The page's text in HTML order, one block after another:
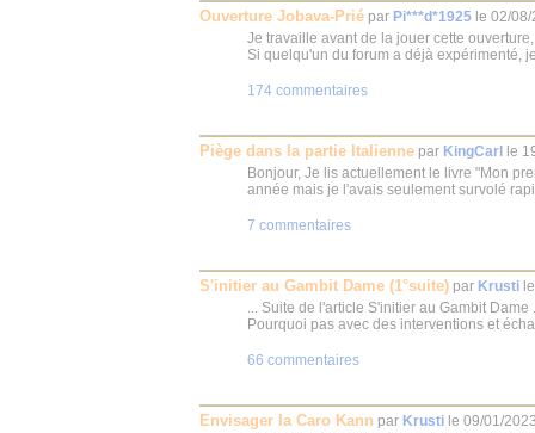
Ouverture Jobava-Prié par Pi***d*1925 le 02/08/
Je travaille avant de la jouer cette
Si quelqu'un du forum a déjà expérimenté,
174 commentaires
Piège dans la partie Italienne par KingCarl le
Bonjour, Je lis actuellement le livre "Mon
année mais je l'avais seulement survolé
7 commentaires
S'initier au Gambit Dame (1°suite) par Krusti
... Suite de l'article S'initier au Gambit
Pourquoi pas avec des interventions et
66 commentaires
Envisager la Caro Kann par Krusti le 09/01/